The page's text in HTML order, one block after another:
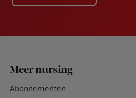
Footer
Meer nursing
Abonnementen